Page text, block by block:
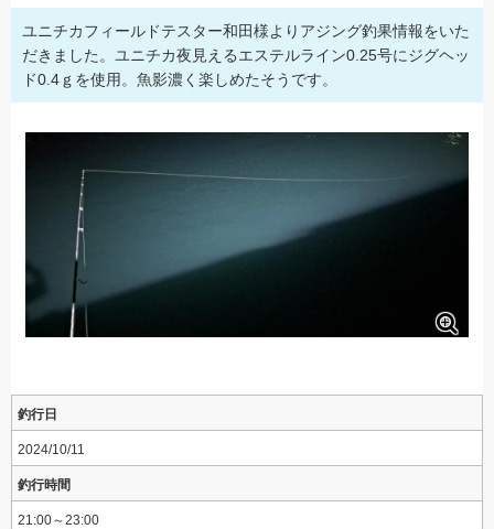
ユニチカフィールドテスター和田様よりアジング釣果情報をいた
だきました。ユニチカ夜見えるエステルライン0.25号にジグヘッ
ド0.4ｇを使用。魚影濃く楽しめたそうです。
釣行日
2024/10/11
釣行時間
21:00～23:00